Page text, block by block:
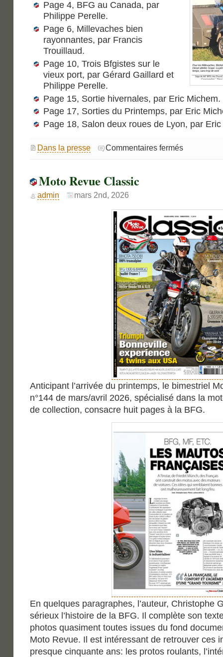
Page 4, BFG au Canada, par
Philippe Perelle.
Page 6, Millevaches bien
rayonnantes, par Francis
Trouillaud.
Page 10, Trois Bfgistes sur le
vieux port, par Gérard Gaillard et
Philippe Perelle.
Page 15, Sortie hivernales, par Eric Michem.
Page 17, Sorties du Printemps, par Eric
Page 18, Salon deux roues de Lyon, par
Dans la presse Commentaires ferméssur
La
Moto Revue Classic
admin mars 2nd, 2026
Anticipant l’arrivée du printemps, le bimestriel
n°144 de mars/avril 2026, spécialisé dans la
de collection, consacre huit pages à la BFG.
En quelques paragraphes, l’auteur, Christophe
sérieux l’histoire de la BFG. Il complète son
photos quasiment toutes issues du fond
Moto Revue. Il est intéressant de retrouver ces
presque cinquante ans: les protos roulants,